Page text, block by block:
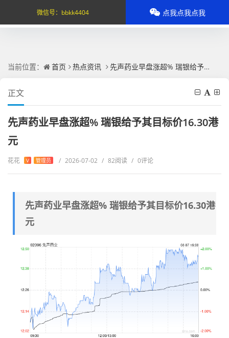
当前位置： 首页 热点资讯 先声药业早盘涨超% 瑞银给予其目标价16.30港元
正文
先声药业早盘涨超% 瑞银给予其目标价16.30港
元
花花 V 管理员 / 2026-07-02 / 82阅读 / 0评论
先声药业早盘涨超% 瑞银给予其目标价16.30港
元
微信号： bbkk4404 点我点我点我